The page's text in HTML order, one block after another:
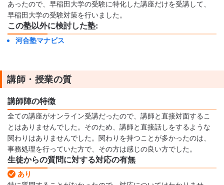
あったので、早稲田大学の受験に特化した講座だけを受講して、
早稲田大学の受験対策を行いました。
この塾以外に検討した塾:
河合塾マナビス
講師・授業の質
講師陣の特徴
全ての講座がオンライン受講だったので、講師と直接対面するこ
とはありませんでした。そのため、講師と直接話しをするような
関わりはありませんでした。関わりを持つことが多かったのは、
事務処理を行っていた方で、その方は感じの良い方でした。
生徒からの質問に対する対応の有無
あり